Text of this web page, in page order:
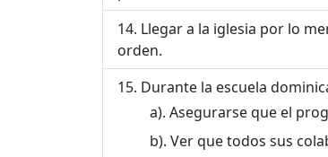
Llegar a la iglesia por lo
orden.
Durante la escuela
Asegurarse que el
Ver que todos sus